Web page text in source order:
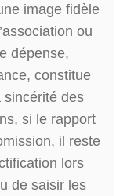
image fidèle
ou
dépense,
constitue
sincérité des
si le rapport
il reste
lors
de saisir les